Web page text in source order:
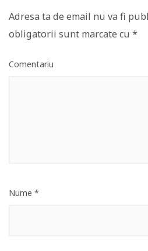
Adresa ta de email nu va fi
obligatorii sunt marcate cu *
Comentariu
Nume *